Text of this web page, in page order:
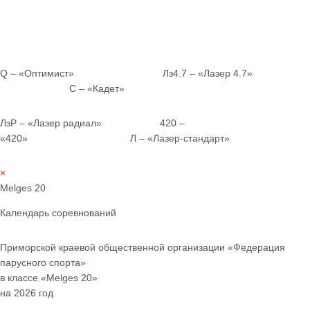
Q – «Оптимист» Лз4.7 – «Лазер 4.7»
С – «Кадет»
ЛзР – «Лазер радиал» 420 –
«420» Л – «Лазер-стандарт»
×
Melges 20
Календарь соревнований
Приморской краевой общественной организации «Федерация
парусного спорта»
в классе «Melges 20»
на 2026 год